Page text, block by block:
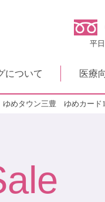
平
について 医療
ゆめタウン三豊 ゆめカード